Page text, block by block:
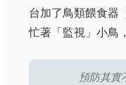
台加了鳥類餵食器
忙著「監視」小鳥
預防其實